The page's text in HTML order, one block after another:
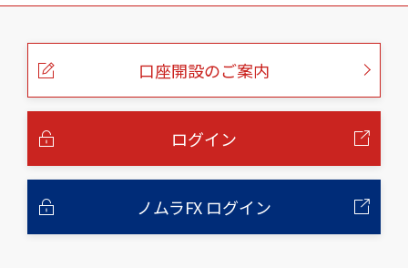
こ
口座開設のご案内
ログイン
ノムラFX ログイン